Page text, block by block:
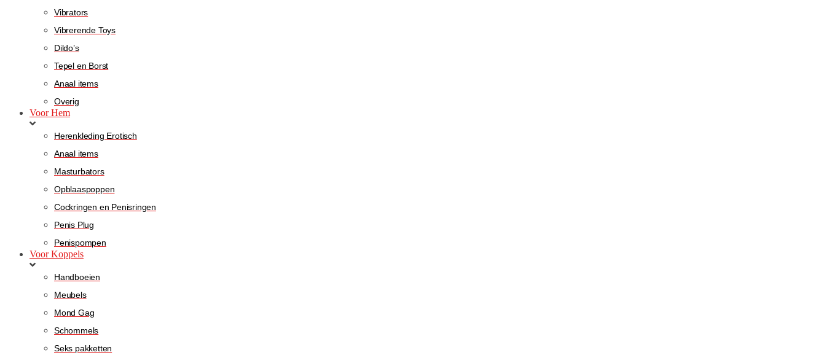
Vibrators
Vibrerende Toys
Dildo’s
Tepel en Borst
Anaal items
Overig
Voor Hem
Herenkleding Erotisch
Anaal items
Masturbators
Opblaaspoppen
Cockringen en Penisringen
Penis Plug
Penispompen
Voor Koppels
Handboeien
Meubels
Mond Gag
Schommels
Seks pakketten